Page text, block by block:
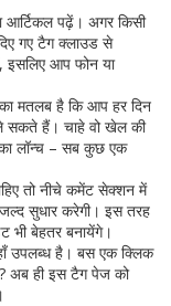
आर्टिकल पढ़ें। अगर किसी
गए टैग क्लाउड से
इसलिए आप फोन या
मतलब है कि आप हर दिन
सकते हैं। चाहे वो खेल की
का लॉन्च – सब कुछ एक
तो नीचे कमेंट सेक्शन में
सुधार करेगी। इस तरह
भी बेहतर बनायेंगे।
उपलब्ध है। बस एक क्लिक
अब ही इस टैग पेज को